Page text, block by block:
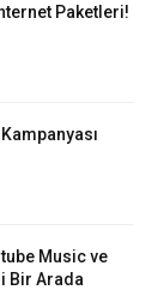
Paketleri!
Music ve
Bir Arada